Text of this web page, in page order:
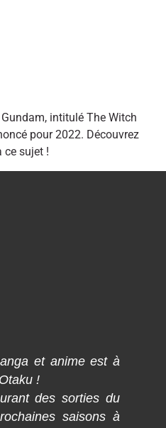
intitulé The Witch
pour 2022. Découvrez
ce sujet !
et anime est à
!
des sorties du
saisons à